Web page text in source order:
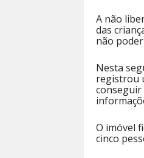
A não
das
não
Nesta
registrou
conseguir
O imóvel
cinco